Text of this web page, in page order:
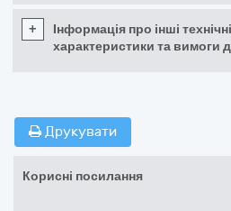
+
Інформація про інші
характеристики та вимоги
Друкувати
Корисні посилання